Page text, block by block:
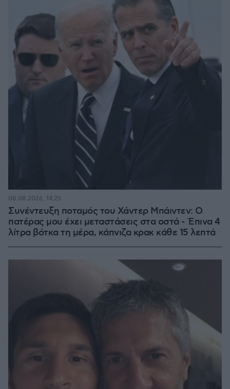
Συνέντευξη ποταμός του Χάντερ Μπάιντεν: Ο
πατέρας μου έχει μεταστάσεις στα οστά - Έπινα 4
λίτρα βότκα τη μέρα, κάπνιζα κρακ κάθε 15 λεπτά
08.08.2026, 14:25